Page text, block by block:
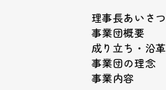
理事長あいさつ
事業団概要
成り立ち・沿革
事業団の理念
事業内容